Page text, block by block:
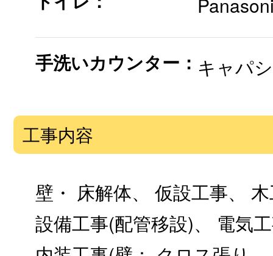
手洗いカウンター： キャパ
工事内容
壁・ 床解体、 仮設工事、
設備工事(配管移設)、 電気